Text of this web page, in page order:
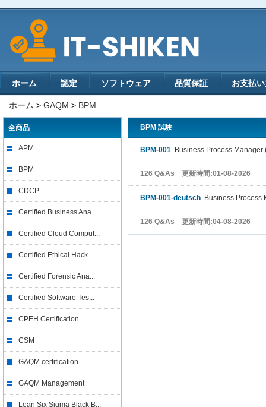
ホーム 認定 ソフトウェア 品質保証 お支払
ホーム > GAQM > BPM
全商品
APM
BPM
CDCP
Certified Business Ana...
Certified Cloud Comput...
Certified Ethical Hack...
Certified Forensic Ana...
Certified Software Tes...
CPEH Certification
CSM
GAQM certification
GAQM Management
Lean Six Sigma Black B...
BPM 試験
BPM-001 Business Process Manager
126 Q&As 更新時間:01-08-2026
BPM-001-deutsch Business Process
126 Q&As 更新時間:04-08-2026